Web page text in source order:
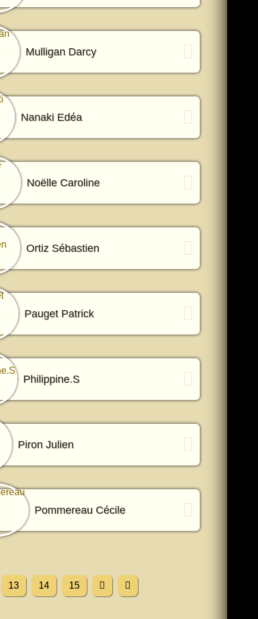
Mulligan Darcy
Nanaki Edéa
Noëlle Caroline
Ortiz Sébastien
Pauget Patrick
Philippine.S
Piron Julien
Pommereau Cécile
13 14 15